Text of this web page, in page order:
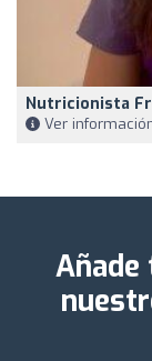
Nutricionista
Ver